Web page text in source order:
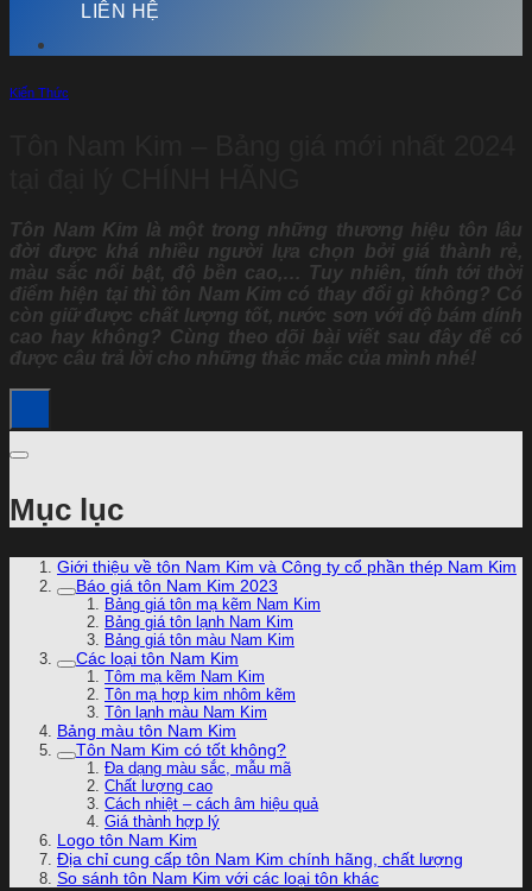
LIÊN HỆ
Kiến Thức
Tôn Nam Kim là một trong những thương hiệu tôn lâu
đời được khá nhiều người lựa chọn bởi giá thành rẻ,
màu sắc nổi bật, độ bền cao,… Tuy nhiên, tính tới thời
điểm hiện tại thì tôn Nam Kim có thay đổi gì không? Có
còn giữ được chất lượng tốt, nước sơn với độ bám dính
cao hay không? Cùng theo dõi bài viết sau đây để có
được câu trả lời cho những thắc mắc của mình nhé!
Mục lục
Giới thiệu về tôn Nam Kim và Công ty cổ phần thép Nam Kim
Báo giá tôn Nam Kim 2023
Bảng giá tôn mạ kẽm Nam Kim
Bảng giá tôn lạnh Nam Kim
Bảng giá tôn màu Nam Kim
Các loại tôn Nam Kim
Tôm mạ kẽm Nam Kim
Tôn mạ hợp kim nhôm kẽm
Tôn lạnh màu Nam Kim
Bảng màu tôn Nam Kim
Tôn Nam Kim có tốt không?
Đa dạng màu sắc, mẫu mã
Chất lượng cao
Cách nhiệt – cách âm hiệu quả
Giá thành hợp lý
Logo tôn Nam Kim
Địa chỉ cung cấp tôn Nam Kim chính hãng, chất lượng
So sánh tôn Nam Kim với các loại tôn khác